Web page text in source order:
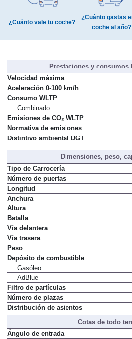
¿Cuánto vale tu coche?
¿Cuánto gastas
coche al año?
Prestaciones y consumos
Velocidad máxima
Aceleración 0-100 km/h
Consumo WLTP
Combinado
Emisiones de CO₂ WLTP
Normativa de emisiones
Distintivo ambiental DGT
Dimensiones, peso,
Tipo de Carrocería
Número de puertas
Longitud
Anchura
Altura
Batalla
Vía delantera
Vía trasera
Peso
Depósito de combustible
Gasóleo
AdBlue
Filtro de partículas
Número de plazas
Distribución de asientos
Cotas de todo
Ángulo de entrada